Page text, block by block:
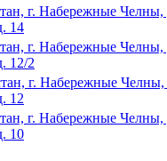
г. Набережные
14
г. Набережные
12/2
г. Набережные
12
г. Набережные
10